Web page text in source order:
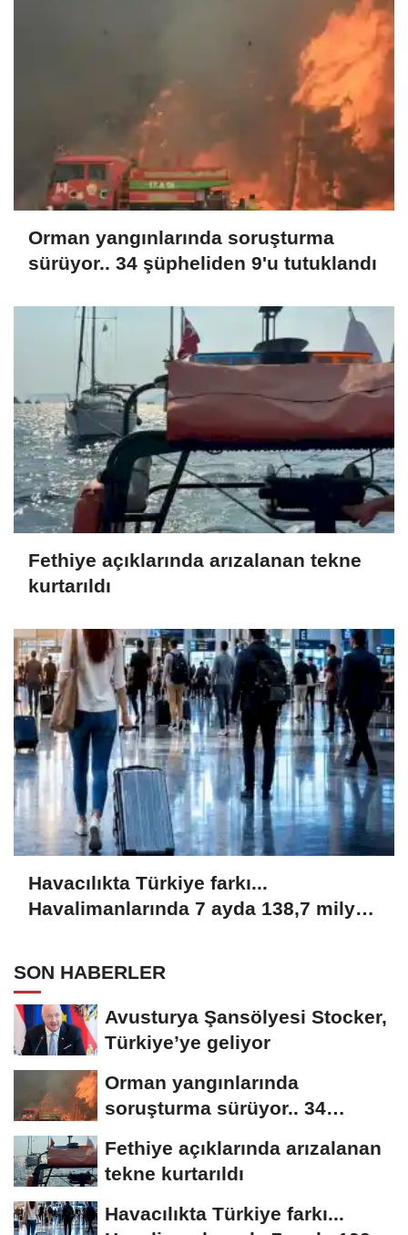
Orman yangınlarında soruşturma
sürüyor.. 34 şüpheliden 9'u tutuklandı
Fethiye açıklarında arızalanan tekne
kurtarıldı
Havacılıkta Türkiye farkı...
Havalimanlarında 7 ayda 138,7 milyon
SON HABERLER
Avusturya Şansölyesi Stocker,
Türkiye’ye geliyor
Orman yangınlarında
soruşturma sürüyor.. 34
Fethiye açıklarında arızalanan
tekne kurtarıldı
Havacılıkta Türkiye farkı...